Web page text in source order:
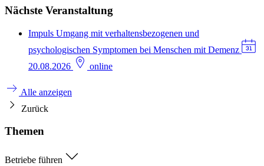
Nächste Veranstaltung
Impuls Umgang mit verhaltensbezogenen und
psychologischen Symptomen bei Menschen mit Demenz
20.08.2026
online
Alle anzeigen
Zurück
Themen
Betriebe führen